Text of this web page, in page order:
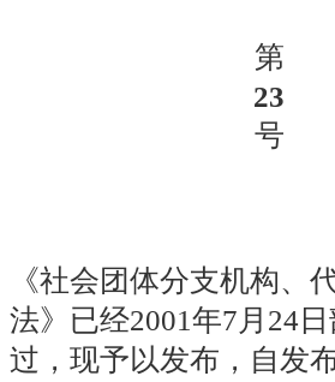
第
23
号
《社会团体分支机构、
法》已经2001年7月24
过，现予以发布，自发